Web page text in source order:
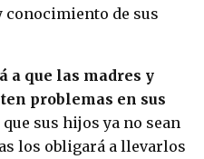
de sus
a que las madres y
problemas en sus
sus hijos ya no sean
los obligará a llevarlos